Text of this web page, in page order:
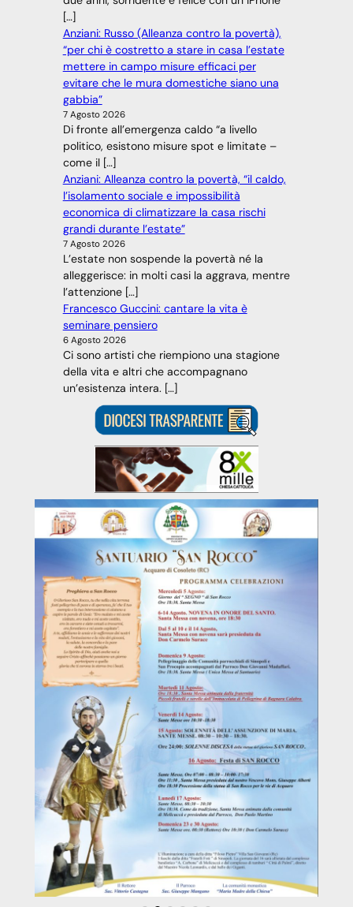
[…]
Anziani: Russo (Alleanza contro la povertà),
“per chi è costretto a stare in casa l’estate
mettere in campo misure efficaci per
evitare che le mura domestiche siano una
gabbia”
7 Agosto 2026
Di fronte all’emergenza caldo “a livello
politico, esistono misure spot e limitate –
come il […]
Anziani: Alleanza contro la povertà, “il caldo,
l’isolamento sociale e impossibilità
economica di climatizzare la casa rischi
grandi durante l’estate”
7 Agosto 2026
L’estate non sospende la povertà né la
alleggerisce: in molti casi la aggrava, mentre
l’attenzione […]
Francesco Guccini: cantare la vita è
seminare pensiero
6 Agosto 2026
Ci sono artisti che riempiono una stagione
della vita e altri che accompagnano
un’esistenza intera. […]